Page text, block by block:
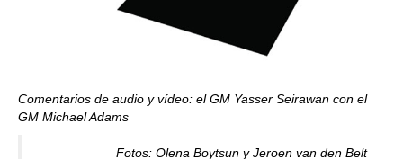
Comentarios de audio y vídeo: el GM Yasser Seirawan con el
GM Michael Adams
Fotos: Olena Boytsun y Jeroen van den Belt